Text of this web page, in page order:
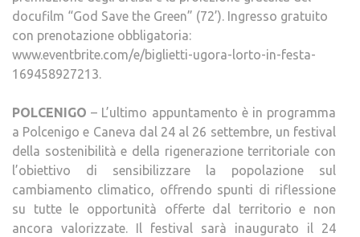
docufilm “God Save the Green” (72’). Ingresso gratuito
con prenotazione obbligatoria:
www.eventbrite.com/e/biglietti-ugora-lorto-in-festa-
169458927213.
POLCENIGO – L’ultimo appuntamento è in programma
a Polcenigo e Caneva dal 24 al 26 settembre, un festival
della sostenibilità e della rigenerazione territoriale con
l’obiettivo di sensibilizzare la popolazione sul
cambiamento climatico, offrendo spunti di riflessione
su tutte le opportunità offerte dal territorio e non
ancora valorizzate. Il festival sarà inaugurato il 24